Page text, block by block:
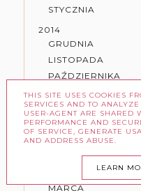
STYCZNIA
2014
GRUDNIA
LISTOPADA
PAŹDZIERNIKA
WRZEŚNIA
SIERPNIA
LIPCA
CZERWCA
MARCA
THIS SITE USES COOKIES
SERVICES AND TO
USER-AGENT ARE SHARED
PERFORMANCE AND
OF SERVICE, GENERATE
AND ADDRESS ABUSE.
LEARN